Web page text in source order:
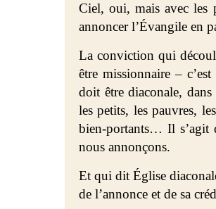
Ciel, oui, mais avec les
annoncer l’Évangile en
La conviction qui
être missionnaire –
doit être diaconale,
les petits, les pauvres,
bien-portants… Il s’agit
nous annonçons.
Et qui dit Église
de l’annonce et de sa